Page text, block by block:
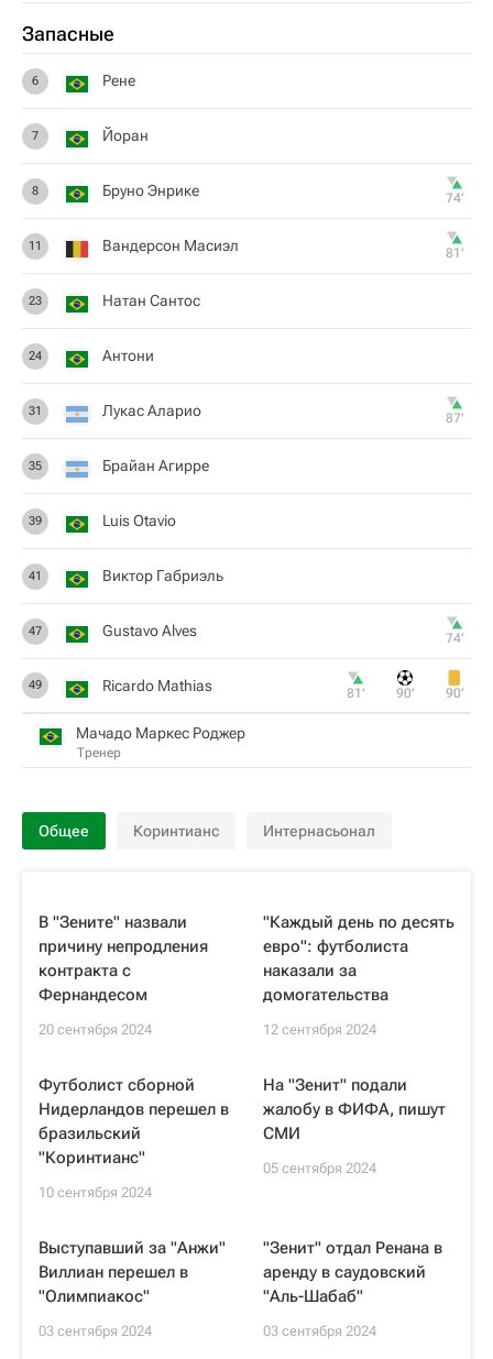
Запасные
6 Рене
7 Йоран
8 Бруно Энрике 74‎’‎
11 Вандерсон Масиэл 81‎’‎
23 Натан Сантос
24 Антони
31 Лукас Аларио 87‎’‎
35 Брайан Агирре
39 Luis Otavio
41 Виктор Габриэль
47 Gustavo Alves 74‎’‎
49 Ricardo Mathias 81‎’‎ 90‎’‎ 90‎’‎
Мачадо Маркес Роджер
Тренер
Общее Коринтианс Интернасьонал
В "Зените" назвали
причину непродления
контракта с
Фернандесом
20 сентября 2024
"Каждый день по десять
евро": футболиста
наказали за
домогательства
12 сентября 2024
Футболист сборной
Нидерландов перешел в
бразильский
"Коринтианс"
10 сентября 2024
На "Зенит" подали
жалобу в ФИФА, пишут
СМИ
05 сентября 2024
Выступавший за "Анжи"
Виллиан перешел в
"Олимпиакос"
03 сентября 2024
"Зенит" отдал Ренана в
аренду в саудовский
"Аль-Шабаб"
03 сентября 2024